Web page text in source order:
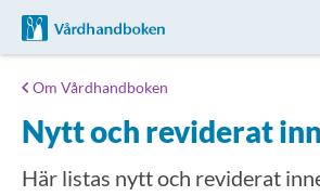
Till startsidan för Vårdhandboken
Om Vårdhandboken
Nytt och reviderat
Här listas nytt och reviderat